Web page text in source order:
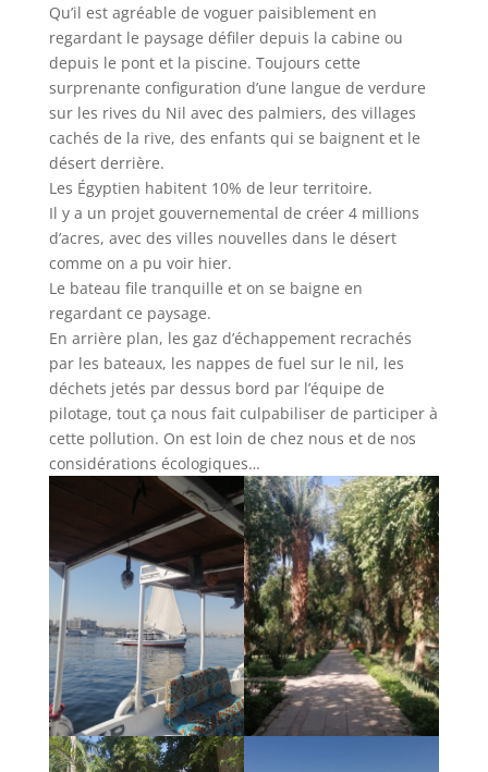
Qu’il est agréable de voguer paisiblement en
regardant le paysage défiler depuis la cabine ou
depuis le pont et la piscine. Toujours cette
surprenante configuration d’une langue de verdure
sur les rives du Nil avec des palmiers, des villages
cachés de la rive, des enfants qui se baignent et le
désert derrière.
Les Égyptien habitent 10% de leur territoire.
Il y a un projet gouvernemental de créer 4 millions
d’acres, avec des villes nouvelles dans le désert
comme on a pu voir hier.
Le bateau file tranquille et on se baigne en
regardant ce paysage.
En arrière plan, les gaz d’échappement recrachés
par les bateaux, les nappes de fuel sur le nil, les
déchets jetés par dessus bord par l’équipe de
pilotage, tout ça nous fait culpabiliser de participer à
cette pollution. On est loin de chez nous et de nos
considérations écologiques…